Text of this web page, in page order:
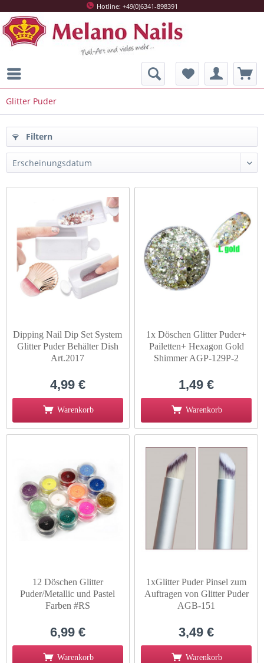
Hotline: +49(0)6341-898391
Glitter Puder
Filtern
Dipping Nail Dip Set System
Glitter Puder Behälter Dish
Art.2017
4,99 €
Warenkorb
1x Döschen Glitter Puder+
Pailetten+ Hexagon Gold
Shimmer AGP-129P-2
1,49 €
Warenkorb
12 Döschen Glitter
Puder/Metallic und Pastel
Farben #RS
6,99 €
Warenkorb
1xGlitter Puder Pinsel zum
Auftragen von Glitter Puder
AGB-151
3,49 €
Warenkorb